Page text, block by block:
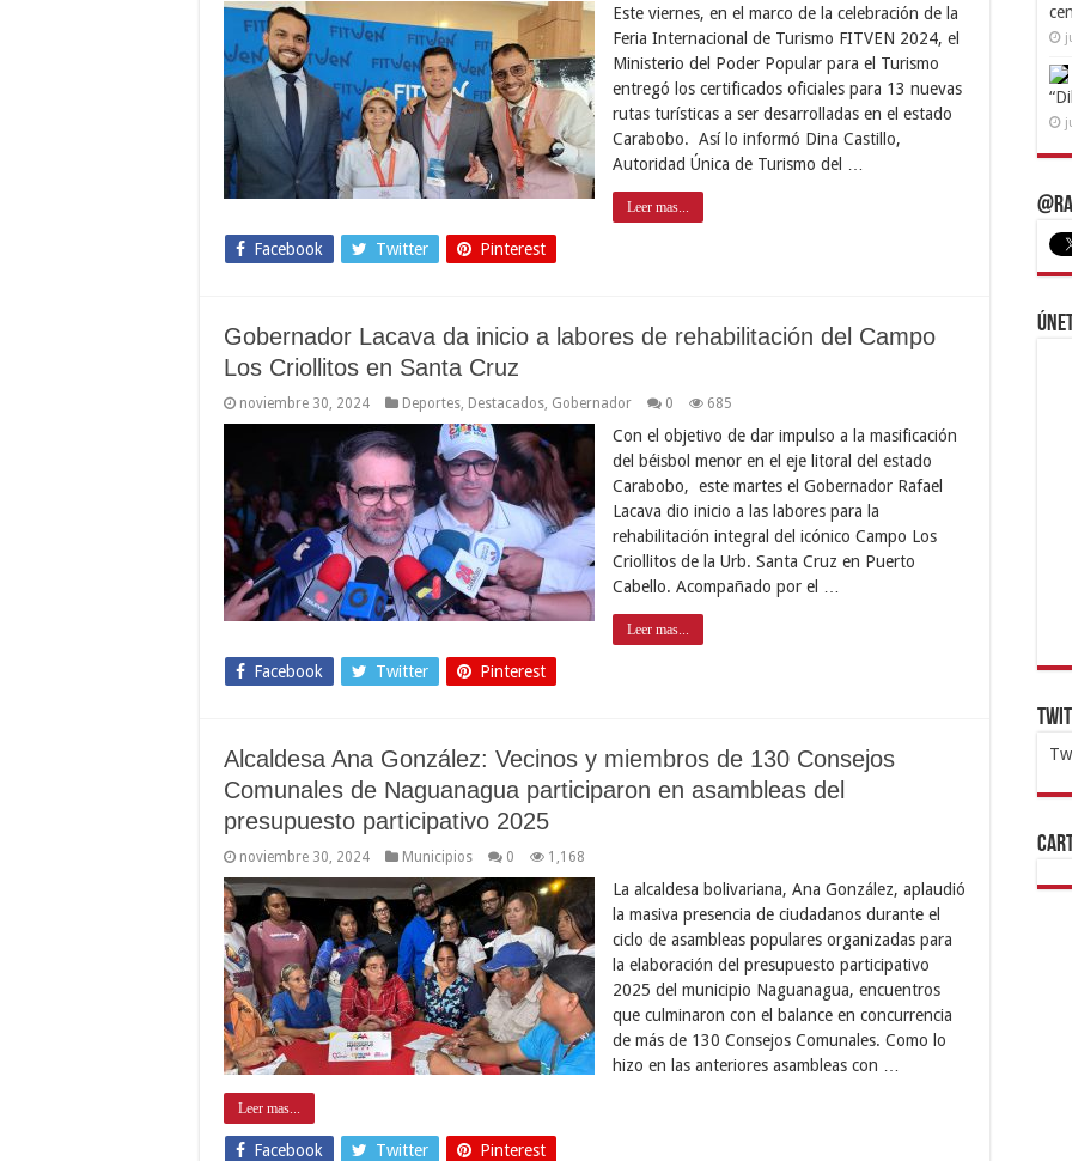
Este viernes, en el marco de la celebración de la
Feria Internacional de Turismo FITVEN 2024, el
Ministerio del Poder Popular para el Turismo
entregó los certificados oficiales para 13 nuevas
rutas turísticas a ser desarrolladas en el estado
Carabobo. Así lo informó Dina Castillo,
Autoridad Única de Turismo del …
Leer mas...
Facebook Twitter Pinterest
Gobernador Lacava da inicio a labores de rehabilitación del Campo
Los Criollitos en Santa Cruz
noviembre 30, 2024 Deportes Destacados Gobernador 0 685
Con el objetivo de dar impulso a la masificación
del béisbol menor en el eje litoral del estado
Carabobo, este martes el Gobernador Rafael
Lacava dio inicio a las labores para la
rehabilitación integral del icónico Campo Los
Criollitos de la Urb. Santa Cruz en Puerto
Cabello. Acompañado por el …
Leer mas...
Facebook Twitter Pinterest
Alcaldesa Ana González: Vecinos y miembros de 130 Consejos
Comunales de Naguanagua participaron en asambleas del
presupuesto participativo 2025
noviembre 30, 2024 Municipios 0 1,168
La alcaldesa bolivariana, Ana González, aplaudió
la masiva presencia de ciudadanos durante el
ciclo de asambleas populares organizadas para
la elaboración del presupuesto participativo
2025 del municipio Naguanagua, encuentros
que culminaron con el balance en concurrencia
de más de 130 Consejos Comunales. Como lo
hizo en las anteriores asambleas con …
Leer mas...
Facebook Twitter Pinterest